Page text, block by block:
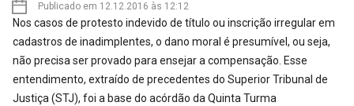
Publicado em 12.12.2016 às 12:12
Nos casos de protesto indevido de título ou inscrição irregular em
cadastros de inadimplentes, o dano moral é presumível, ou seja,
não precisa ser provado para ensejar a compensação. Esse
entendimento, extraído de precedentes do Superior Tribunal de
Justiça (STJ), foi a base do acórdão da Quinta Turma